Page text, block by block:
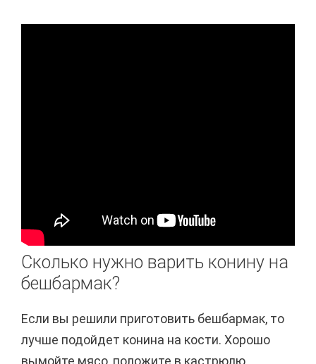
Сколько нужно варить конину на
бешбармак?
Если вы решили приготовить бешбармак, то
лучше подойдет конина на кости. Хорошо